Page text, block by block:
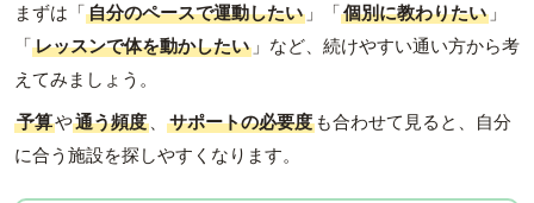
まずは「自分のペースで運動したい 」「個別に教わりたい 」
「レッスンで体を動かしたい 」など、続けやすい通い方から考
えてみましょう。
予算や通う頻度 、 サポートの必要度 も合わせて見ると、自分
に合う施設を探しやすくなります。